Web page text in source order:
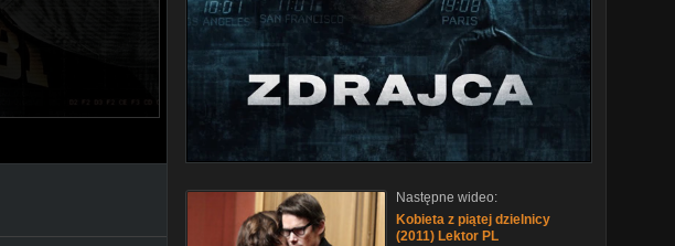
Następne wideo:
Kobieta z piątej dzielnicy
(2011) Lektor PL